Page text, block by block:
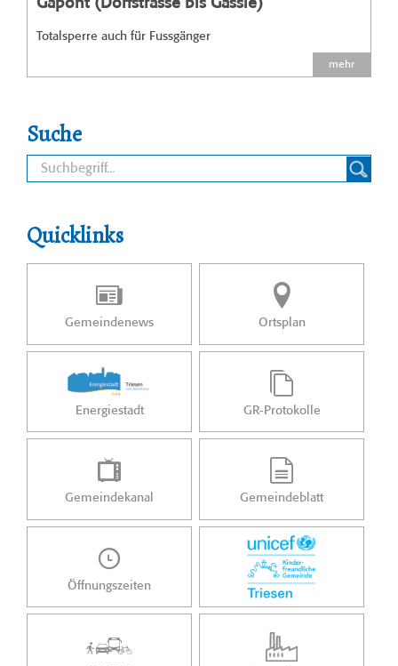
Totalsperre auch für Fussgänger
mehr
Suche
Quicklinks
Gemeindenews Ortsplan
Energiestadt GR-Protokolle
Gemeindekanal Gemeindeblatt
Öffnungszeiten